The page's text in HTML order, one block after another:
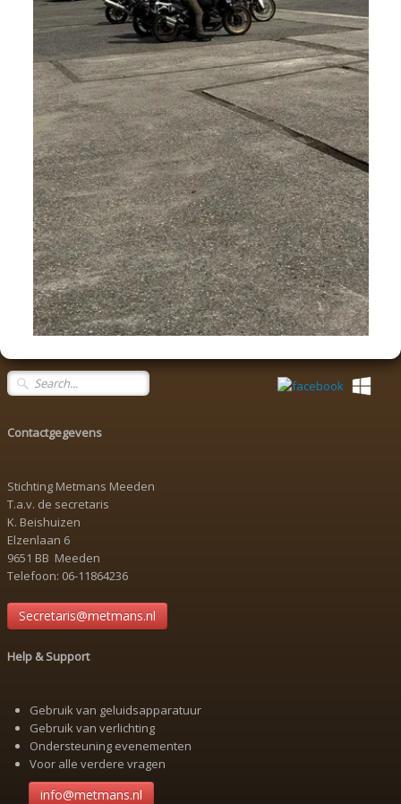
Contactgegevens
Stichting Metmans Meeden
T.a.v. de secretaris
K. Beishuizen
Elzenlaan 6
9651 BB Meeden
Telefoon: 06-11864236
Secretaris@metmans.nl
Help & Support
Gebruik van geluidsapparatuur
Gebruik van verlichting
Ondersteuning evenementen
Voor alle verdere vragen
info@metmans.nl